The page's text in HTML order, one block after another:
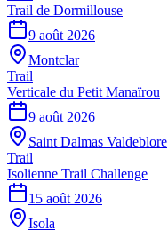
Trail de Dormillouse
9 août 2026
Montclar
Trail
Verticale du Petit Manaïrou
9 août 2026
Saint Dalmas Valdeblore
Trail
Isolienne Trail Challenge
15 août 2026
Isola